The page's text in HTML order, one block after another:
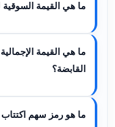
ما هي القيمة السوقية
القابضة؟
ما هو رمز سهم اكتتاب